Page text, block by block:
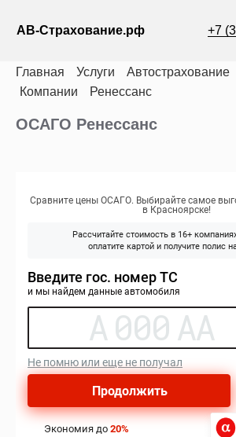
АВ-Страхование.рф +7
Главная Услуги Автострахование
Компании
Ренессанс
ОСАГО Ренессанс